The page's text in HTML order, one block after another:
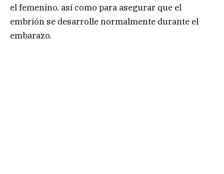
el femenino, así como para asegurar que el
embrión se desarrolle normalmente durante el
embarazo.